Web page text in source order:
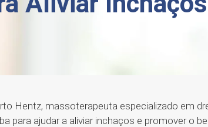
Hentz, massoterapeuta especializado em
para ajudar a aliviar inchaços e promover o